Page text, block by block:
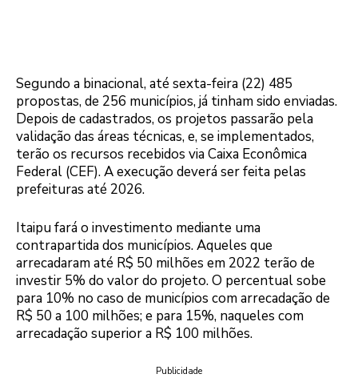
Segundo a binacional, até sexta-feira (22) 485
propostas, de 256 municípios, já tinham sido enviadas.
Depois de cadastrados, os projetos passarão pela
validação das áreas técnicas, e, se implementados,
terão os recursos recebidos via Caixa Econômica
Federal (CEF). A execução deverá ser feita pelas
prefeituras até 2026.
Itaipu fará o investimento mediante uma
contrapartida dos municípios. Aqueles que
arrecadaram até R$ 50 milhões em 2022 terão de
investir 5% do valor do projeto. O percentual sobe
para 10% no caso de municípios com arrecadação de
R$ 50 a 100 milhões; e para 15%, naqueles com
arrecadação superior a R$ 100 milhões.
Publicidade